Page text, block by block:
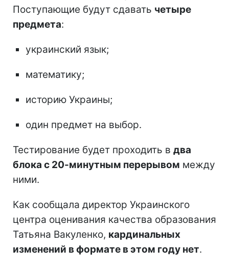
Поступающие будут сдавать четыре
предмета:
украинский язык;
математику;
историю Украины;
один предмет на выбор.
Тестирование будет проходить в два
блока с 20-минутным перерывом между
ними.
Как сообщала директор Украинского
центра оценивания качества образования
Татьяна Вакуленко, кардинальных
изменений в формате в этом году нет.